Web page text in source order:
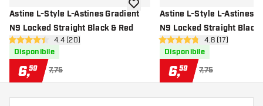
Astine L-Style L-Astines Gradient
N9 Locked Straight Black & Red
apri pannello recensioni
4.4 stelle di valutazione
4.4 (20)
Disponibile
6,59 7,75
aggiungi alla lista dei desideri
Astine L-Style L-Astines
N9 Locked Straight Black
apri pannello
4.8 stelle di valutazione
4.8 (17)
Disponibile
6,59 7,75